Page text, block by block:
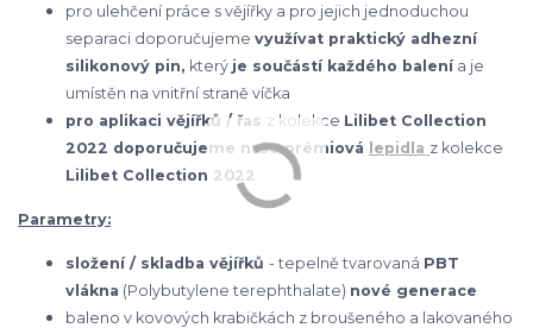
pro ulehčení práce s vějířky a pro jejich jednoduchou
separaci doporučujeme využívat praktický adhezní
silikonový pin, který je součástí každého balenía je
umístěn na vnitřní straně víčka
pro aplikaci vějířků / řas z kolekce Lilibet Collection
2022 doporučujeme naše prémiová lepidla z kolekce
Lilibet Collection 2022
Parametry:
složení / skladba vějířků - tepelně tvarovaná PBT
vlákna (Polybutylene terephthalate) nové generace
baleno v kovových krabičkách z broušeného a lakovaného